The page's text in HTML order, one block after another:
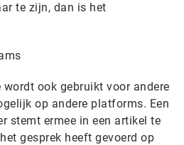
te zijn, dan is het
ook gebruikt voor andere
op andere platforms. Een
stemt ermee in een artikel te
gesprek heeft gevoerd op